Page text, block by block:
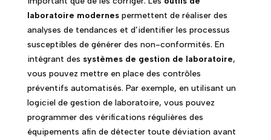
laboratoire modernespermettent de réaliser des
analyses de tendances et d’identifier les processus
susceptibles de générer des non-conformités. En
intégrant des systèmes de gestion de laboratoire,
vous pouvez mettre en place des contrôles
préventifs automatisés. Par exemple, en utilisant un
logiciel de gestion de laboratoire, vous pouvez
programmer des vérifications régulières des
équipements afin de détecter toute déviation avant